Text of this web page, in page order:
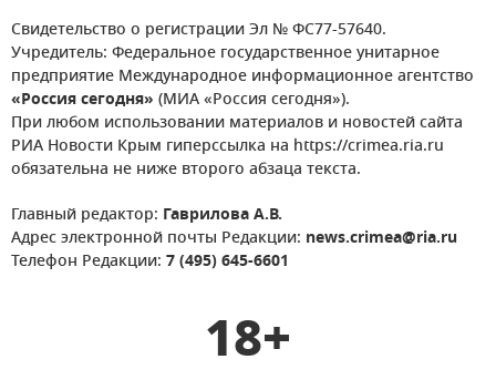
Свидетельство о регистрации Эл № ФС77-57640.
Учредитель: Федеральное государственное унитарное
предприятие Международное информационное агентство
«Россия сегодня» (МИА «Россия сегодня»).
При любом использовании материалов и новостей сайта
РИА Новости Крым гиперссылка на https://crimea.ria.ru
обязательна не ниже второго абзаца текста.
Главный редактор: Гаврилова А.В.
Адрес электронной почты Редакции: news.crimea@ria.ru
Телефон Редакции: 7 (495) 645-6601
18+